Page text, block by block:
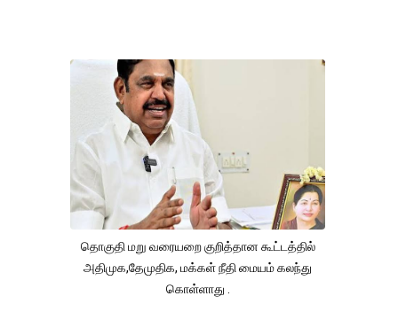
தொகுதி மறு வரையறை குறித்தான கூட்டத்தில்
அதிமுக,தேமுதிக, மக்கள் நீதி மையம் கலந்து
கொள்ளாது .